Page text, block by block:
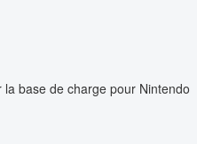
base de charge pour Nintendo